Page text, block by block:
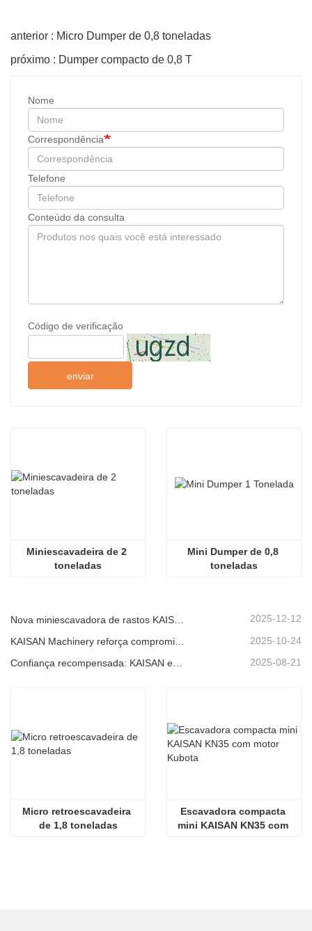
anterior : Micro Dumper de 0,8 toneladas
próximo : Dumper compacto de 0,8 T
Nome
Correspondência
Telefone
Conteúdo da consulta
Código de verificação
enviar
Miniescavadeira de 2
toneladas
Mini Dumper de 0,8
toneladas
2025-12-12
2025-10-24
Confiança recompensada: KAISAN envia nova encomenda de 20 unidades de escavadoras a parceiro português de longa data 2025-08-21
Micro retroescavadeira
de 1,8 toneladas
Escavadora compacta
mini KAISAN KN35 com